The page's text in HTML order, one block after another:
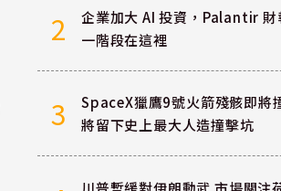
2
企業加大 AI 投資，Palantir 財
一階段在這裡
3
SpaceX獵鷹9號火箭殘骸即將
將留下史上最大人造撞擊坑